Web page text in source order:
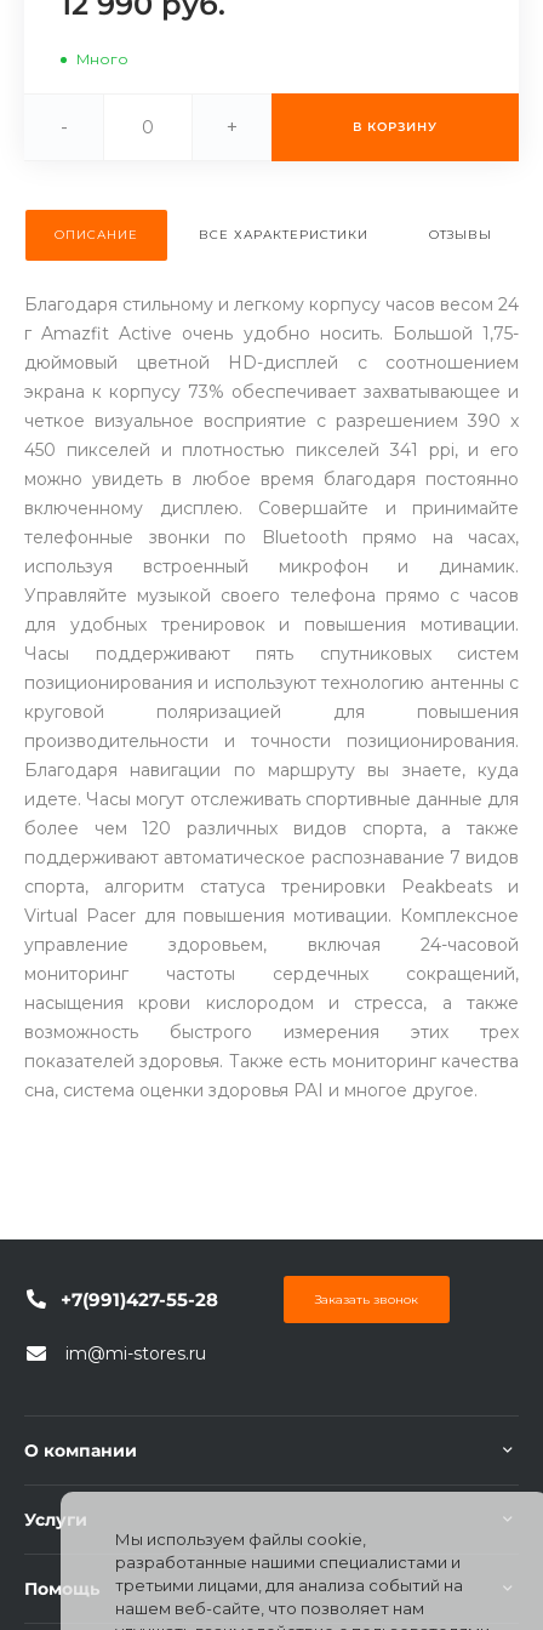
об оплате Плайтом
25
недели
раз в 2 недели
Много
- + В КОРЗИНУ
ОПИСАНИЕ ВСЕ ХАРАКТЕРИСТИКИ ОТЗЫВЫ
Благодаря стильному и легкому корпусу часов весом 24
г Amazfit Active очень удобно носить. Большой 1,75-
дюймовый цветной HD-дисплей с соотношением
экрана к корпусу 73% обеспечивает захватывающее и
четкое визуальное восприятие с разрешением 390 x
450 пикселей и плотностью пикселей 341 ppi, и его
можно увидеть в любое время благодаря постоянно
включенному дисплею. Совершайте и принимайте
телефонные звонки по Bluetooth прямо на часах,
используя встроенный микрофон и динамик.
Управляйте музыкой своего телефона прямо с часов
для удобных тренировок и повышения мотивации.
Часы поддерживают пять спутниковых систем
позиционирования и используют технологию антенны с
круговой поляризацией для повышения
производительности и точности позиционирования.
Благодаря навигации по маршруту вы знаете, куда
идете. Часы могут отслеживать спортивные данные для
более чем 120 различных видов спорта, а также
поддерживают автоматическое распознавание 7 видов
спорта, алгоритм статуса тренировки Peakbeats и
Virtual Pacer для повышения мотивации. Комплексное
управление здоровьем, включая 24-часовой
мониторинг частоты сердечных сокращений,
насыщения крови кислородом и стресса, а также
возможность быстрого измерения этих трех
показателей здоровья. Также есть мониторинг качества
сна, система оценки здоровья PAI и многое другое.
+7(991)427-55-28 Заказать звонок
im@mi-stores.ru
О компании
Услуги
Помощь
Мы используем файлы cookie,
разработанные нашими специалистами и
третьими лицами, для анализа событий на
нашем веб-сайте, что позволяет нам